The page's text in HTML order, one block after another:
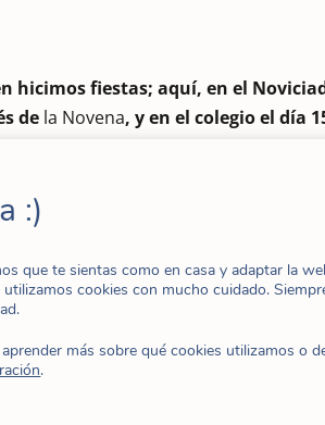
hicimos fiestas; aquí, en el
de la Novena, y en el colegio el día
y a nuestra Purísima Madre”. (M.
sobre la cuestión. Guam es una isla
hijos ilustres destaca el P. José
comprendido entre 1859 y 1871 el P.
:)
que te sientas como en casa y adaptar la
utilizamos cookies con mucho cuidado.
más sobre qué cookies utilizamos o
.